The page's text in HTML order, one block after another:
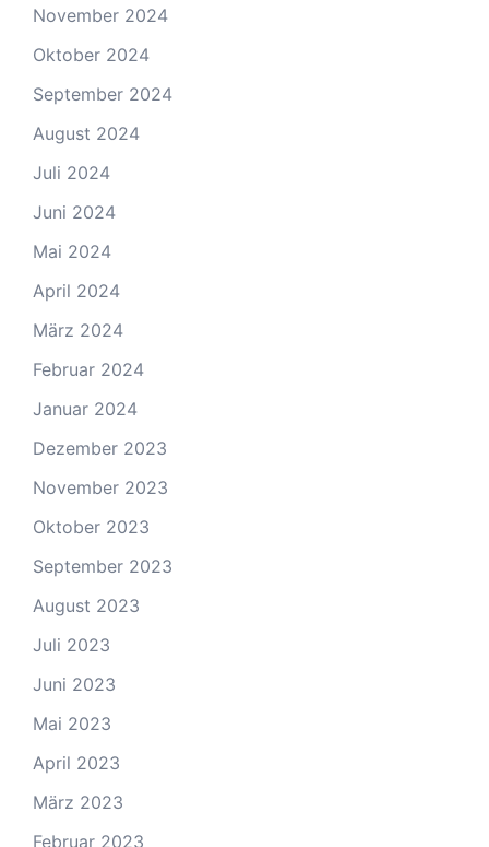
November 2024
Oktober 2024
September 2024
August 2024
Juli 2024
Juni 2024
Mai 2024
April 2024
März 2024
Februar 2024
Januar 2024
Dezember 2023
November 2023
Oktober 2023
September 2023
August 2023
Juli 2023
Juni 2023
Mai 2023
April 2023
März 2023
Februar 2023